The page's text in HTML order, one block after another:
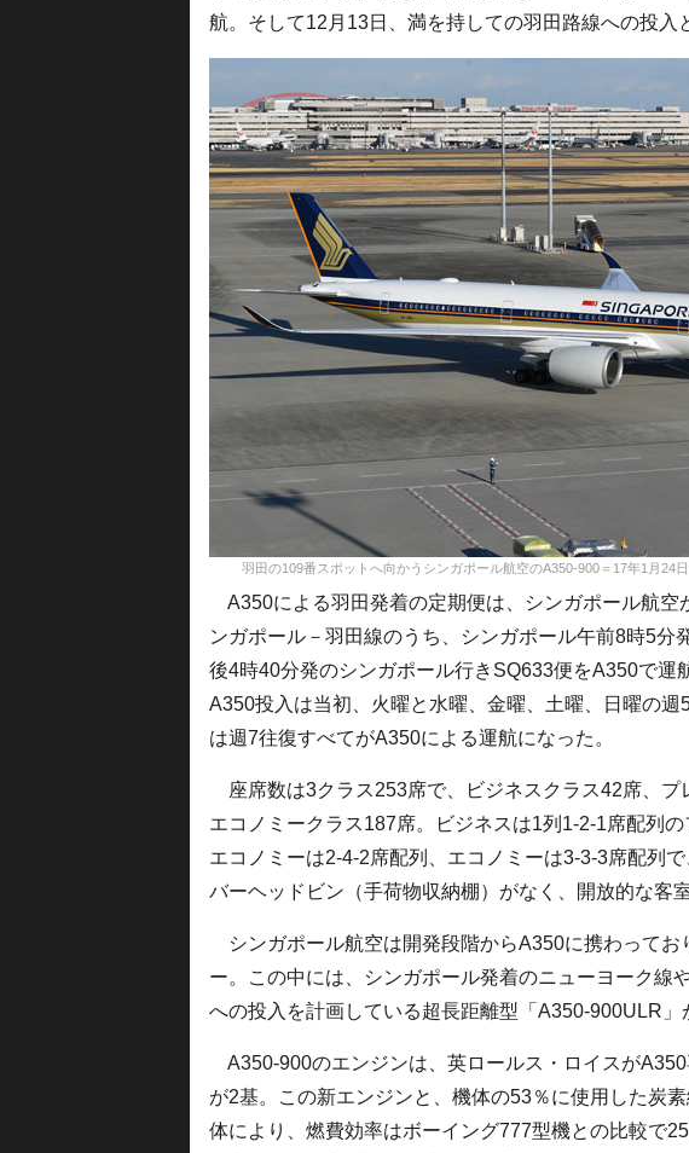
航。そして12月13日、満を持しての羽田路線への投入
羽田の109番スポットへ向かうシンガポール航空のA350-900＝17年1月24
A350による羽田発着の定期便は、シンガポール航空
ンガポール－羽田線のうち、シンガポール午前8時5分
後4時40分発のシンガポール行きSQ633便をA350で運
A350投入は当初、火曜と水曜、金曜、土曜、日曜の週
は週7往復すべてがA350による運航になった。
座席数は3クラス253席で、ビジネスクラス42席、プ
エコノミークラス187席。ビジネスは1列1-2-1席配列
エコノミーは2-4-2席配列、エコノミーは3-3-3席配列
バーヘッドビン（手荷物収納棚）がなく、開放的な客
シンガポール航空は開発段階からA350に携わってお
ー。この中には、シンガポール発着のニューヨーク線
への投入を計画している超長距離型「A350-900ULR」
A350-900のエンジンは、英ロールス・ロイスが
が2基。この新エンジンと、機体の53％に使用した炭
体により、燃費効率はボーイング777型機との比較で